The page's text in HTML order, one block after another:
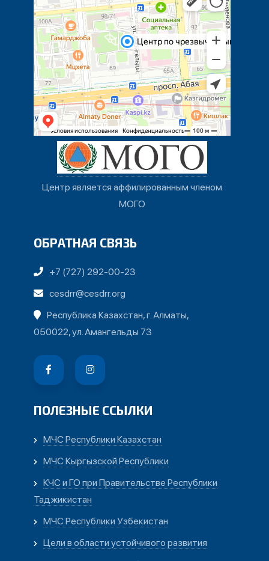
Центр является аффилированным членом
МОГО
ОБРАТНАЯ СВЯЗЬ
+7 (727) 292-00-23
cesdrr@cesdrr.org
Республика Казахстан, г. Алматы,
050022, ул. Амангельды 73
ПОЛЕЗНЫЕ ССЫЛКИ
МЧС Республики Казахстан
МЧС Кыргызской Республики
КЧС и ГО при Правительстве Республики
Таджикистан
МЧС Республики Узбекистан
Цели в области устойчивого развития